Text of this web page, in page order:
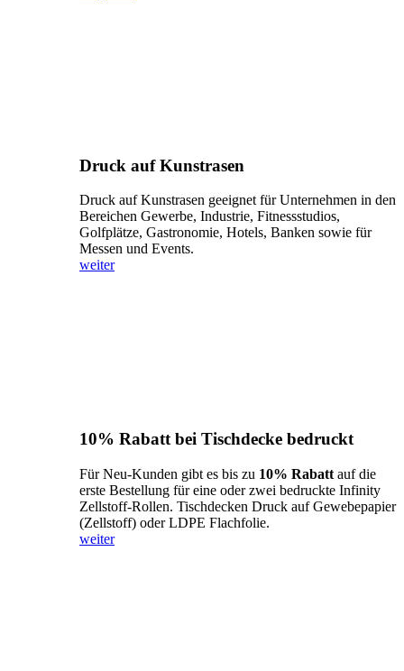
Druck auf Kunstrasen
Druck auf Kunstrasen geeignet für Unternehmen in den
Bereichen Gewerbe, Industrie, Fitnessstudios,
Golfplätze, Gastronomie, Hotels, Banken sowie für
Messen und Events.
weiter
10% Rabatt bei Tischdecke bedruckt
Für Neu-Kunden gibt es bis zu 10% Rabatt auf die
erste Bestellung für eine oder zwei bedruckte Infinity
Zellstoff-Rollen. Tischdecken Druck auf Gewebepapier
(Zellstoff) oder LDPE Flachfolie.
weiter